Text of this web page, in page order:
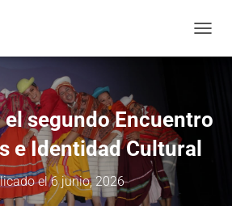
herramientas
el segundo Encuentro
e Identidad Cultural
el6 junio, 2026